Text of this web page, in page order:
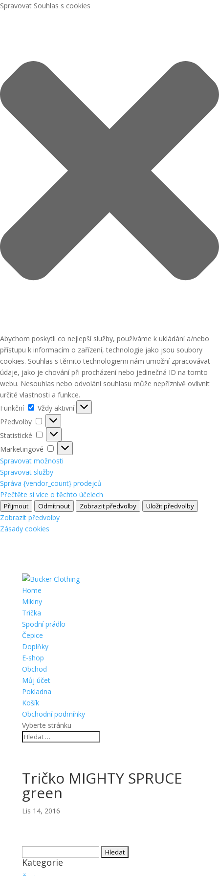
Spravovat Souhlas s cookies
Abychom poskytli co nejlepší služby, používáme k ukládání a/nebo
přístupu k informacím o zařízení, technologie jako jsou soubory
cookies. Souhlas s těmito technologiemi nám umožní zpracovávat
údaje, jako je chování při procházení nebo jedinečná ID na tomto
webu. Nesouhlas nebo odvolání souhlasu může nepříznivě ovlivnit
určité vlastnosti a funkce.
Funkční
Funkční
Vždy aktivní
Předvolby
Předvolby
Statistické
Statistické
Marketingové
Marketingové
Spravovat možnosti
Spravovat služby
Správa {vendor_count} prodejců
Přečtěte si více o těchto účelech
Přijmout Odmítnout Zobrazit předvolby Uložit předvolby
Zobrazit předvolby
Zásady cookies
Home
Mikiny
Trička
Spodní prádlo
Čepice
Doplňky
E-shop
Obchod
Můj účet
Pokladna
Košík
Obchodní podmínky
Vyberte stránku
Tričko MIGHTY SPRUCE
green
Lis 14, 2016
Kategorie